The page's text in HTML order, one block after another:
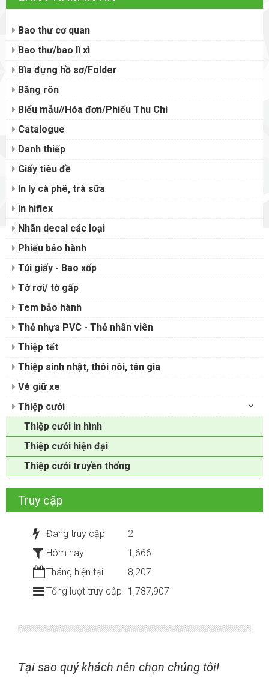
Bao thư cơ quan
Bao thư/bao lì xì
Bìa đựng hồ sơ/Folder
Băng rôn
Biểu mẫu//Hóa đơn/Phiếu Thu Chi
Catalogue
Danh thiếp
Giấy tiêu đề
In ly cà phê, trà sữa
In hiflex
Nhãn decal các loại
Phiếu bảo hành
Túi giấy - Bao xốp
Tờ rơi/ tờ gấp
Tem bảo hành
Thẻ nhựa PVC - Thẻ nhân viên
Thiệp tết
Thiệp sinh nhật, thôi nôi, tân gia
Vé giữ xe
Thiệp cưới
Thiệp cưới in hình
Thiệp cưới hiện đại
Thiệp cưới truyền thống
Truy cập
Đang truy cập
2
Hôm nay
1,666
Tháng hiện tại
8,207
Tổng lượt truy cập
1,787,907
Tại sao quý khách nên chọn chúng tôi!